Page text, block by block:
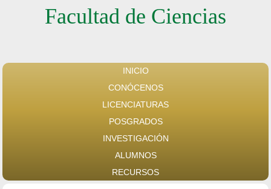
Facultad de Ciencias
INICIO
CONÓCENOS
LICENCIATURAS
POSGRADOS
INVESTIGACIÓN
ALUMNOS
RECURSOS